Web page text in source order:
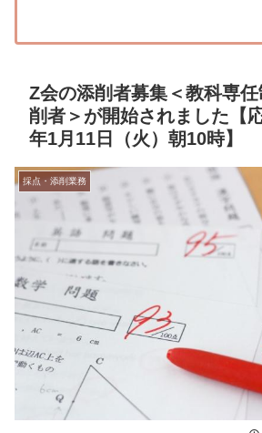
Z会の添削者募集＜教科専
削者＞が開始されました【
年1月11日（火）朝10時】
採点・添削業務